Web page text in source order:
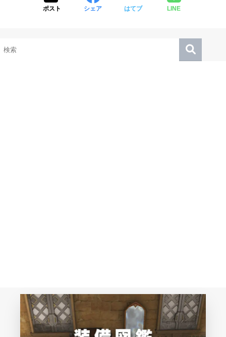
ポスト シェア はてブ LINE